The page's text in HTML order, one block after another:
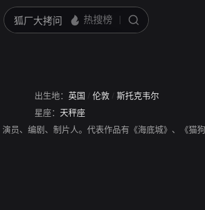
出生地： 英国 / 伦敦 / 斯托克韦尔
星座： 天秤座
员、编剧、制片人。代表作品有《海底城》、《猫